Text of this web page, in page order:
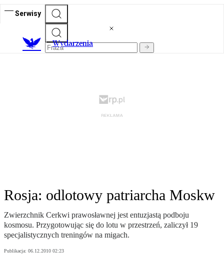
Serwisy
Wydarzenia
Rosja: odlotowy patriarcha Moskw
Zwierzchnik Cerkwi prawosławnej jest entuzjastą podboju
kosmosu. Przygotowując się do lotu w przestrzeń, zaliczył 19
specjalistycznych treningów na migach.
Publikacja: 06.12.2010 02:23